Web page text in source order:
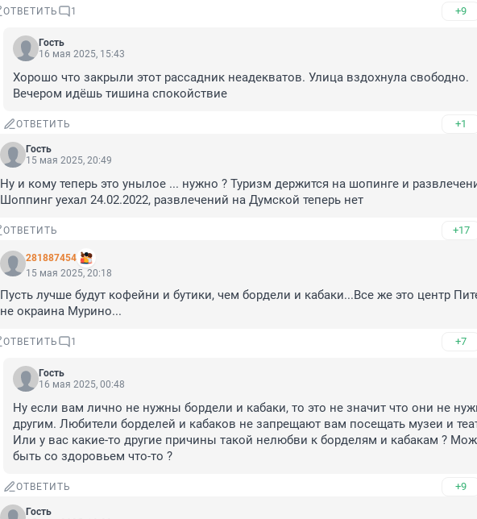
ОТВЕТИТЬ 1 +9
Гость
16 мая 2025, 15:43
Хорошо что закрыли этот рассадник неадекватов. Улица вздохнула свободно.
Вечером идёшь тишина спокойствие
ОТВЕТИТЬ +1
Гость
15 мая 2025, 20:49
Ну и кому теперь это унылое ... нужно ? Туризм держится на шопинге и
Шоппинг уехал 24.02.2022, развлечений на Думской теперь нет
ОТВЕТИТЬ +17
281887454
15 мая 2025, 20:18
Пусть лучше будут кофейни и бутики, чем бордели и кабаки...Все же это центр
не окраина Мурино...
ОТВЕТИТЬ 1 +7
Гость
16 мая 2025, 00:48
Ну если вам лично не нужны бордели и кабаки, то это не значит что они не
другим. Любители борделей и кабаков не запрещают вам посещать музеи и
Или у вас какие-то другие причины такой нелюбви к борделям и кабакам ?
быть со здоровьем что-то ?
ОТВЕТИТЬ +9
Гость